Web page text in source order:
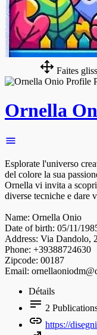
Faites
Ornella
Esplorate l'universo
del colore la sua
Ornella vi invita a
diverse tecniche e dare
Name: Ornella Onio
Date of birth: 05/11/
Address: Via Dandolo,
Phone: +39388724630
Zipcode: 00187
Email:
Détails
2
https://